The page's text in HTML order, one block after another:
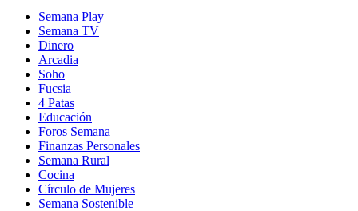
Semana Play
Semana TV
Dinero
Arcadia
Soho
in
new
window
Fucsia
in
new
window
4 Patas
Educación
Foros Semana
Finanzas Personales
Semana Rural
Cocina
Círculo de Mujeres
Semana Sostenible